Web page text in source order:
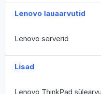
Lenovo lauaarvutid
Lenovo serverid
Lisad
Lenovo ThinkPad